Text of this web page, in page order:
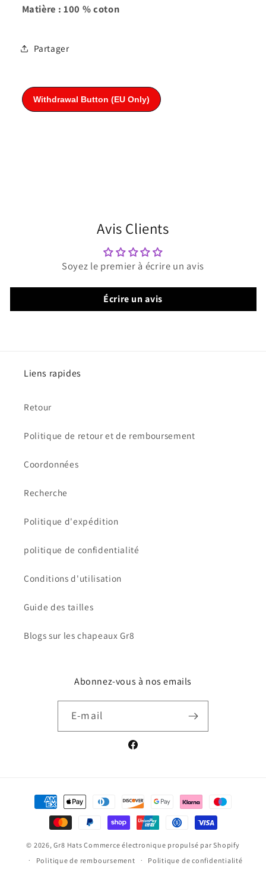
Matière : 100 % coton
Partager
Avis Clients
Soyez le premier à écrire un avis
Écrire un avis
Liens rapides
Retour
Politique de retour et de remboursement
Coordonnées
Recherche
Politique d'expédition
politique de confidentialité
Conditions d'utilisation
Guide des tailles
Blogs sur les chapeaux Gr8
Abonnez-vous à nos emails
E-mail
Facebook
Moyens
paiement
© 2026,Gr8 Hats Commerce électronique propulsé par Shopify
Politique de remboursement
Politique de confidentialité